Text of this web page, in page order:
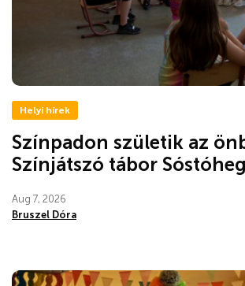
Helyi hírek
Színpadon születik az
Színjátszó tábor
Aug 7, 2026
Bruszel Dóra